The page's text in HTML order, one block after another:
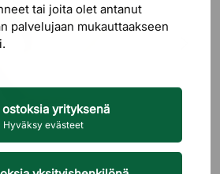
tai joita olet antanut
palvelujaan mukauttaakseen
ostoksia yrityksenä
Hyväksy evästeet